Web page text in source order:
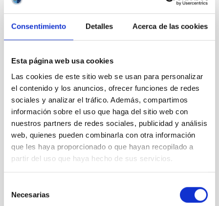
Consentimiento Detalles Acerca de las cookies
Esta página web usa cookies
Las cookies de este sitio web se usan para personalizar
el contenido y los anuncios, ofrecer funciones de redes
sociales y analizar el tráfico. Además, compartimos
información sobre el uso que haga del sitio web con
nuestros partners de redes sociales, publicidad y análisis
web, quienes pueden combinarla con otra información
que les haya proporcionado o que hayan recopilado a
partir del uso que haya hecho de sus servicios.
Necesarias
Nube vis Nikon